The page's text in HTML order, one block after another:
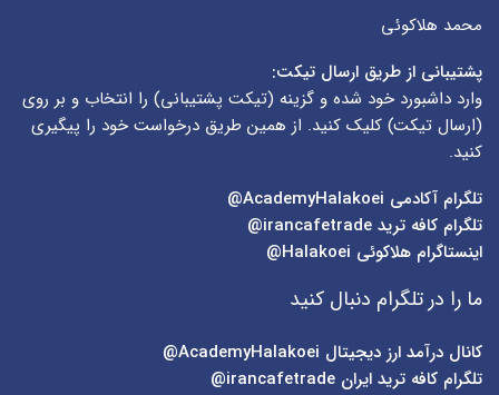
محمد هلاکوئی
پشتیبانی از طریق ارسال تیکت:
وارد داشبورد خود شده و گزینه (تیکت پشتیبانی) را انتخاب و بر روی
(ارسال تیکت) کلیک کنید. از همین طریق درخواست خود را پیگیری
کنید.
تلگرام آکادمی
تلگرام کافه ترید irancafetrade@
اینستاگرام هلاکوئی Halakoei@
ما را در تلگرام دنبال کنید
کانال درآمد ارز دیجیتال AcademyHalakoei@
تلگرام کافه ترید ایران irancafetrade@